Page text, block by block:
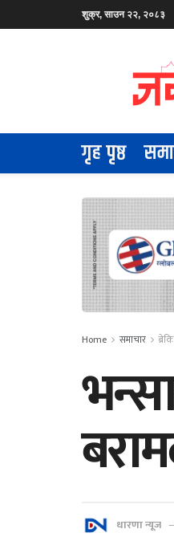
शुक्र, साउन २२, २०८३
गृह पृष्ठ
Home समाचार
धारणा न्यूज